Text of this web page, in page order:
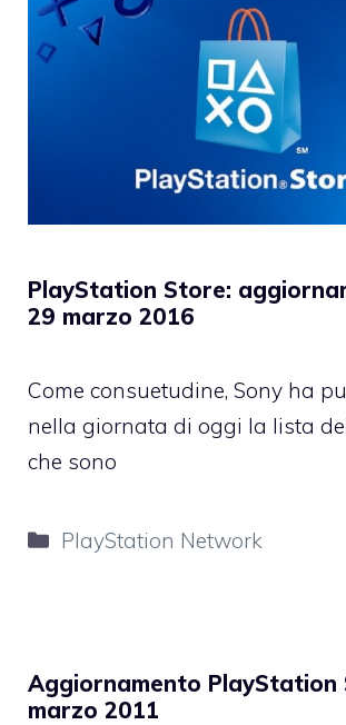
PlayStation Store:
29 marzo 2016
Come consuetudine, Sony ha
nella giornata di oggi la lista
che sono
Categorie
PlayStation Network
Aggiornamento PlayStation
marzo 2011